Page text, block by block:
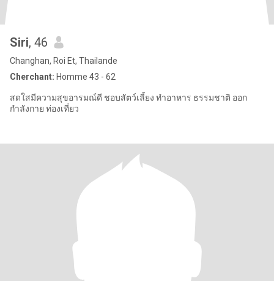
Siri, 46
Changhan, Roi Et, Thailande
Cherchant: Homme 43 - 62
สดใสมีความสุขอารมณ์ดี ชอบสัตว์เลี้ยง ทำอาหาร ธรรมชาติ ออก
กำลังกาย ท่องเที่ยว